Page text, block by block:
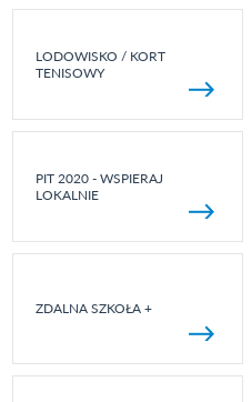
LODOWISKO / KORT
TENISOWY
PIT 2020 - WSPIERAJ
LOKALNIE
ZDALNA SZKOŁA +